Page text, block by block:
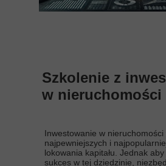
Szkolenie z
w nieruchomości
Inwestowanie w nieruchomości
najpewniejszych i
lokowania kapitału. Jednak
sukces w tej dziedzinie,